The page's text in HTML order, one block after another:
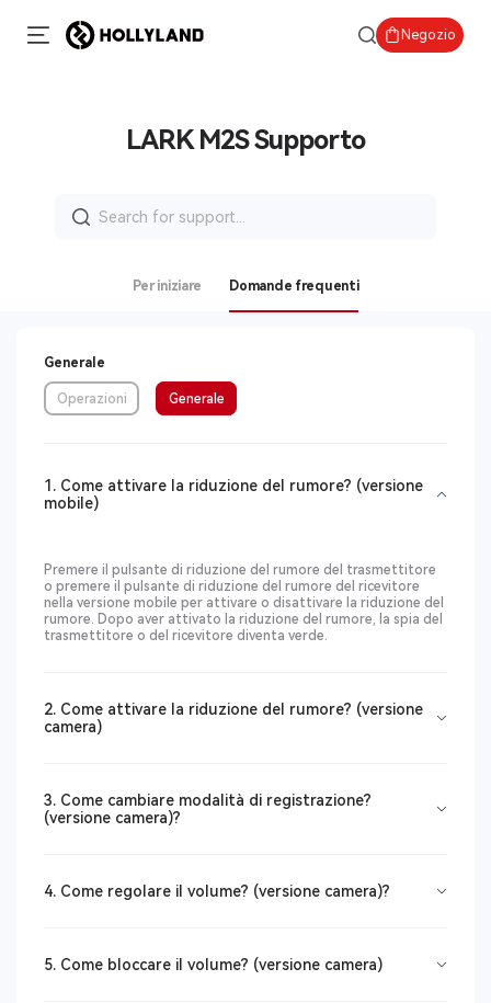
Negozio
LARK M2S Supporto
for:
Per iniziare Domande frequenti
Generale
Operazioni Generale
1. Come attivare la riduzione del rumore? (versione
mobile)
Premere il pulsante di riduzione del rumore del trasmettitore
o premere il pulsante di riduzione del rumore del ricevitore
nella versione mobile per attivare o disattivare la riduzione del
rumore. Dopo aver attivato la riduzione del rumore, la spia del
trasmettitore o del ricevitore diventa verde.
2. Come attivare la riduzione del rumore? (versione
camera)
3. Come cambiare modalità di registrazione?
(versione camera)?
4. Come regolare il volume? (versione camera)?
5. Come bloccare il volume? (versione camera)